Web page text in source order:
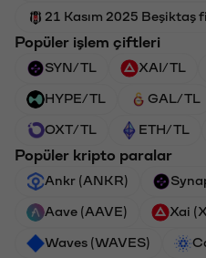
21 Kasım 2025 Beşiktaş
Popüler işlem çiftleri
SYN/TL XAI/TL
HYPE/TL GAL/TL
OXT/TL ETH/TL
Popüler kripto paralar
Ankr (ANKR)
Aave (AAVE) Xai
Waves (WAVES)